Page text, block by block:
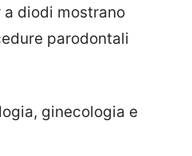
diodi mostrano
parodontali
ginecologia e